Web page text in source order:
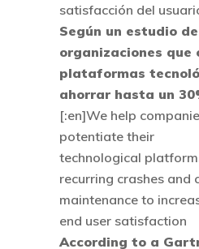
satisfacción del
Según un estudio
organizaciones que
plataformas
ahorrar hasta un
[:en]We help
potentiate their
technological
recurring crashes and
maintenance to
end user satisfaction
According to a